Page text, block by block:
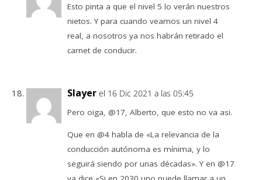
Esto pinta a que el nivel 5 lo verán nuestros
nietos. Y para cuando veamos un nivel 4
real, a nosotros ya nos habrán retirado el
carnet de conducir.
Slayer el 16 Dic 2021 a las 05:45
Pero oiga, @17, Alberto, que esto no va asi.
Que en @4 habla de «La relevancia de la
conducción autónoma es mínima, y lo
seguirá siendo por unas décadas». Y en @17